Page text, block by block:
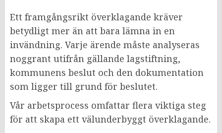
Ett framgångsrikt överklagande kräver
betydligt mer än att bara lämna in en
invändning. Varje ärende måste analyseras
noggrant utifrån gällande lagstiftning,
kommunens beslut och den dokumentation
som ligger till grund för beslutet.
Vår arbetsprocess omfattar flera viktiga steg
för att skapa ett välunderbyggt överklagande.